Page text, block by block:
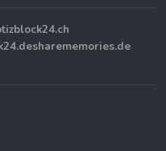
sharememories.de